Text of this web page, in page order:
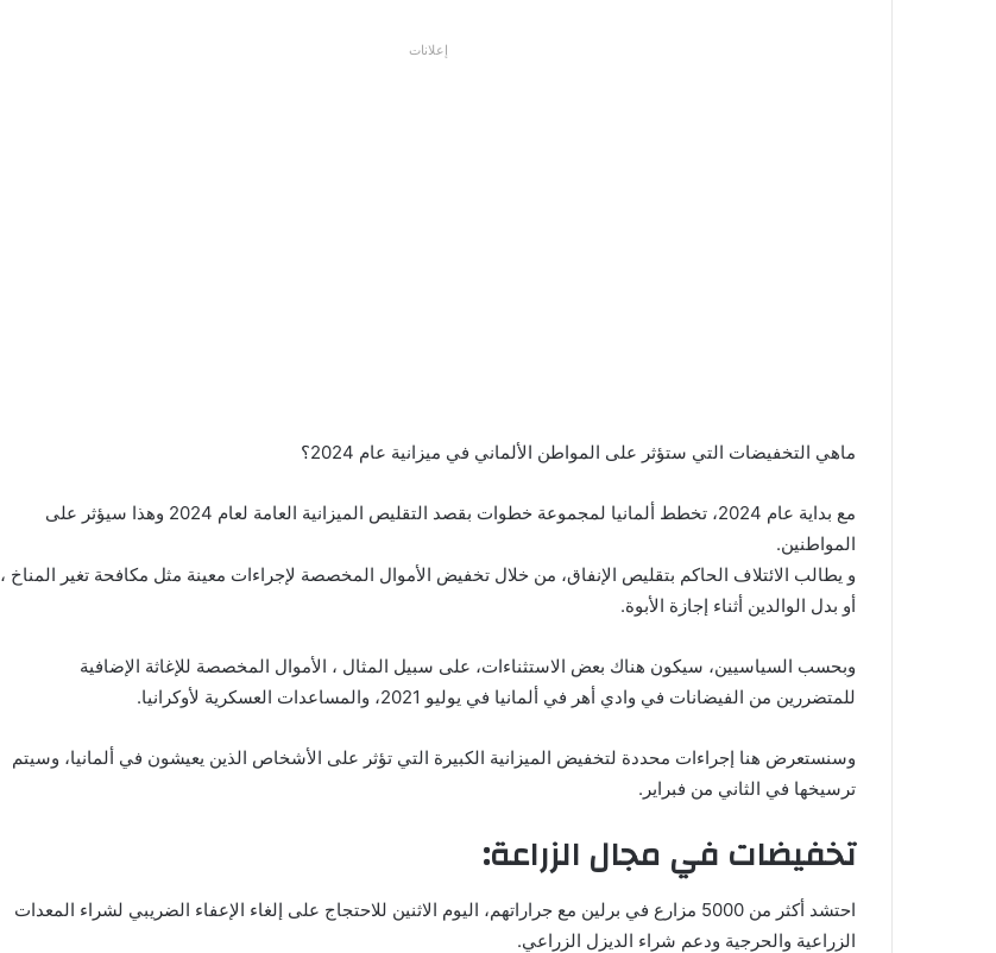
إعلانات
ماهي التخفيضات التي ستؤثر على المواطن الألماني في ميزانية عام 2024؟
مع بداية عام 2024، تخطط ألمانيا لمجموعة خطوات بقصد التقليص الميزانية العامة لعام 2024 وهذا سيؤثر على
المواطنين.
و يطالب الائتلاف الحاكم بتقليص الإنفاق، من خلال تخفيض الأموال المخصصة لإجراءات معينة مثل مكافحة تغير المناخ ،
أو بدل الوالدين أثناء إجازة الأبوة.
وبحسب السياسيين، سيكون هناك بعض الاستثناءات، على سبيل المثال ، الأموال المخصصة للإغاثة الإضافية
للمتضررين من الفيضانات في وادي أهر في ألمانيا في يوليو 2021، والمساعدات العسكرية لأوكرانيا.
وسنستعرض هنا إجراءات محددة لتخفيض الميزانية الكبيرة التي تؤثر على الأشخاص الذين يعيشون في ألمانيا، وسيتم
ترسيخها في الثاني من فبراير.
تخفيضات في مجال الزراعة:
احتشد أكثر من 5000 مزارع في برلين مع جراراتهم، اليوم الاثنين للاحتجاج على إلغاء الإعفاء الضريبي لشراء المعدات
الزراعية والحرجية ودعم شراء الديزل الزراعي.